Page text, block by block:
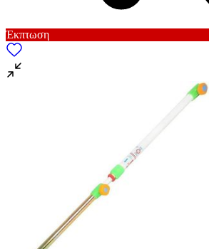
Έκπτωση